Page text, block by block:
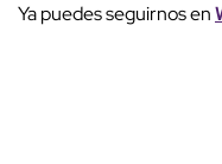
Ya puedes seguirnos en